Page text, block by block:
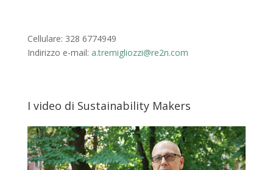
Cellulare: 328 6774949
Indirizzo e-mail: a.tremigliozzi@re2n.com
I video di Sustainability Makers